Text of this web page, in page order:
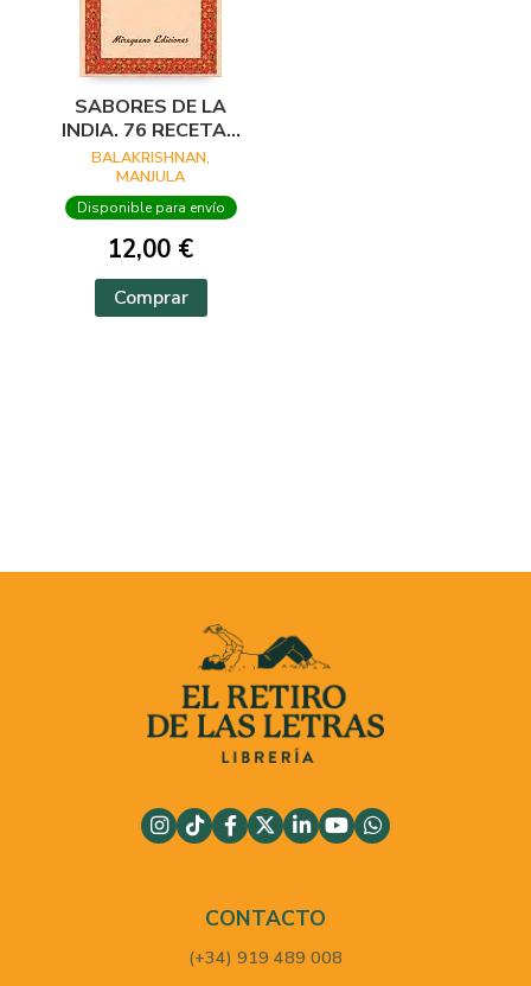
SABORES DE LA
INDIA. 76 RECETAS
DE COCINA
BALAKRISHNAN,
MANJULA
Disponible para envío
12,00 €
Comprar
CONTACTO
(+34) 919 489 008